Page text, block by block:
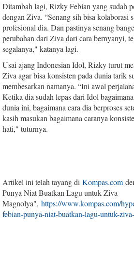
Ditambah lagi, Rizky Febian yang sudah
dengan Ziva. “Senang sih bisa kolaborasi
profesional dia. Dan pastinya senang
perubahan dari Ziva dari cara bernyanyi,
segalanya," katanya lagi.
Usai ajang Indonesian Idol, Rizky turut
Ziva agar bisa konsisten pada dunia tarik
membesarkan namanya. “Ini awal
Ketika dia sudah lepas dari Idol
dunia ini, bagaimana cara dia berproses
kasih masukan bagaimana caranya
hati," tuturnya.
Artikel ini telah tayang di Kompas.com
Punya Niat Buatkan Lagu untuk Ziva
Magnolya", https://www.kompas.com/
febian-punya-niat-buatkan-lagu-untuk-